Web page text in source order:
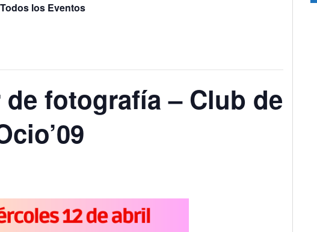
los Eventos
fotografía – Club de